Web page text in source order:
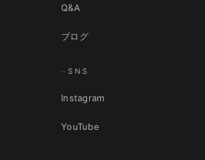
Q&A
ブログ
SNS
Instagram
YouTube